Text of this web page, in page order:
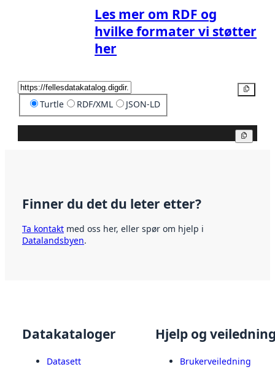
Les mer om RDF og
hvilke formater vi støtter
her
Turtle RDF/XML JSON-LD
Finner du det du leter etter?
Ta kontakt med oss her, eller spør om hjelp i
Datalandsbyen.
Datakataloger
Datasett
Hjelp og
Brukerveiledning